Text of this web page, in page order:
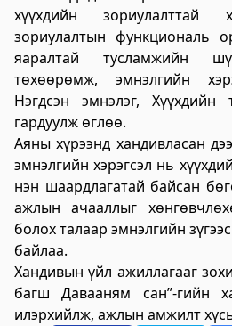
Говьсүмбэр аймаг дахь
үйлчилгээний хэлтэс
2023-06-05 22:55:03
Дэлгэрэнгүй
Хөдөлмөр, халамжийн
газар
2023-06-06 06:47:28
Дэлгэрэнгүй
Улсын бүртгэлийн хэлтэс
2023-06-06 06:41:23
Дэлгэрэнгүй
хүүхдийн зориулалттай
зориулалтын функциональ
яаралтай тусламжийн
төхөөрөмж, эмнэлгийн
Нэгдсэн эмнэлэг,
гардуулж өглөө.
Аяны хүрээнд хандивласан
эмнэлгийн хэрэгсэл нь
нэн шаардлагатай байсан
ажлын ачааллыг
болох талаар эмнэлгийн
байлаа.
Хандивын үйл ажиллагааг
багш Давааням сан”-гийн
илэрхийлж, ажлын амжилт